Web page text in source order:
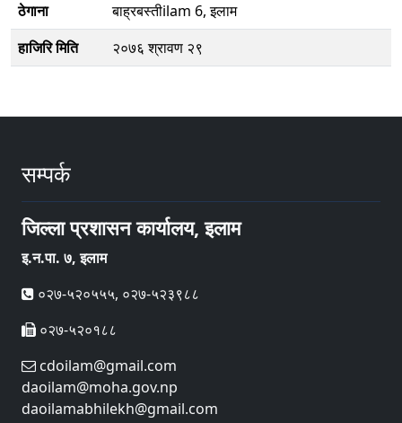
ठेगाना
बाह्रबस्तीilam 6, इलाम
हाजिरि मिति
२०७६ श्रावण २९
सम्पर्क
जिल्ला प्रशासन कार्यालय, इलाम
इ‍‍‍‌.न.पा. ७, इलाम
०२७-५२०५५५, ०२७-५२३९८८
०२७-५२०१८८
cdoilam@gmail.com
daoilam@moha.gov.np
daoilamabhilekh@gmail.com